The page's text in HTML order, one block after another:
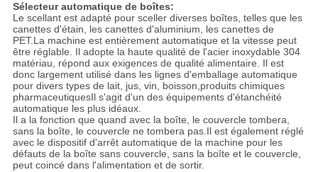
Sélecteur automatique de boîtes:
Le scellant est adapté pour sceller diverses boîtes, telles que les
canettes d'étain, les canettes d'aluminium, les canettes de
PET.La machine est entièrement automatique et la vitesse peut
être réglable. Il adopte la haute qualité de l'acier inoxydable 304
matériau, répond aux exigences de qualité alimentaire. Il est
donc largement utilisé dans les lignes d'emballage automatique
pour divers types de lait, jus, vin, boisson,produits chimiques
pharmaceutiquesIl s'agit d'un des équipements d'étanchéité
automatique les plus idéaux.
Il a la fonction que quand avec la boîte, le couvercle tombera,
sans la boîte, le couvercle ne tombera pas.Il est également réglé
avec le dispositif d'arrêt automatique de la machine pour les
défauts de la boîte sans couvercle, sans la boîte et le couvercle,
peut coincé dans l'alimentation et de sortir.